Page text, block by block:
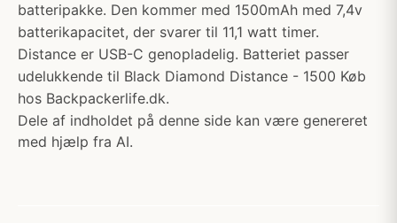
batteripakke. Den kommer med 1500mAh med 7,4v
batterikapacitet, der svarer til 11,1 watt timer.
Distance er USB-C genopladelig. Batteriet passer
udelukkende til Black Diamond Distance - 1500 Køb
hos Backpackerlife.dk.
Dele af indholdet på denne side kan være genereret
med hjælp fra AI.